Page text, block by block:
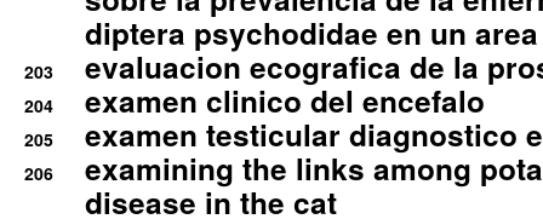
diptera psychodidae en un
203 evaluacion ecografica de la
204 examen clinico del encefalo
205 examen testicular diagnostico
206
examining the links among
disease in the cat